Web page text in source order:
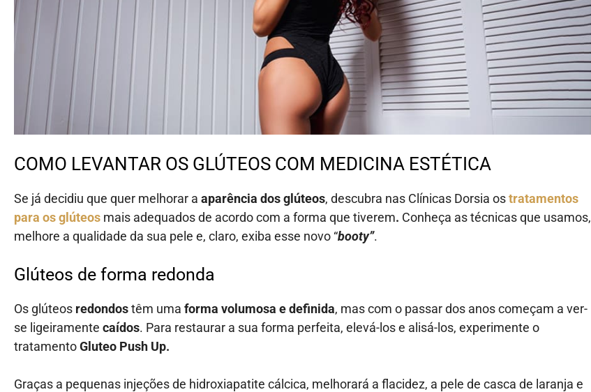
COMO LEVANTAR OS GLÚTEOS COM MEDICINA ESTÉTICA
Se já decidiu que quer melhorar a aparência dos glúteos, descubra nas Clínicas Dorsia ostratamentos
para os glúteos mais adequados de acordo com a forma que tiverem. Conheça as técnicas que usamos,
melhore a qualidade da sua pele e, claro, exiba esse novo “booty”.
Glúteos de forma redonda
Os glúteos redondostêm uma forma volumosa e definida, mas com o passar dos anos começam a ver-
se ligeiramente caídos. Para restaurar a sua forma perfeita, elevá-los e alisá-los, experimente o
tratamentoGluteo Push Up.
Graças a pequenas injeções de hidroxiapatite cálcica, melhorará a flacidez, a pele de casca de laranja e